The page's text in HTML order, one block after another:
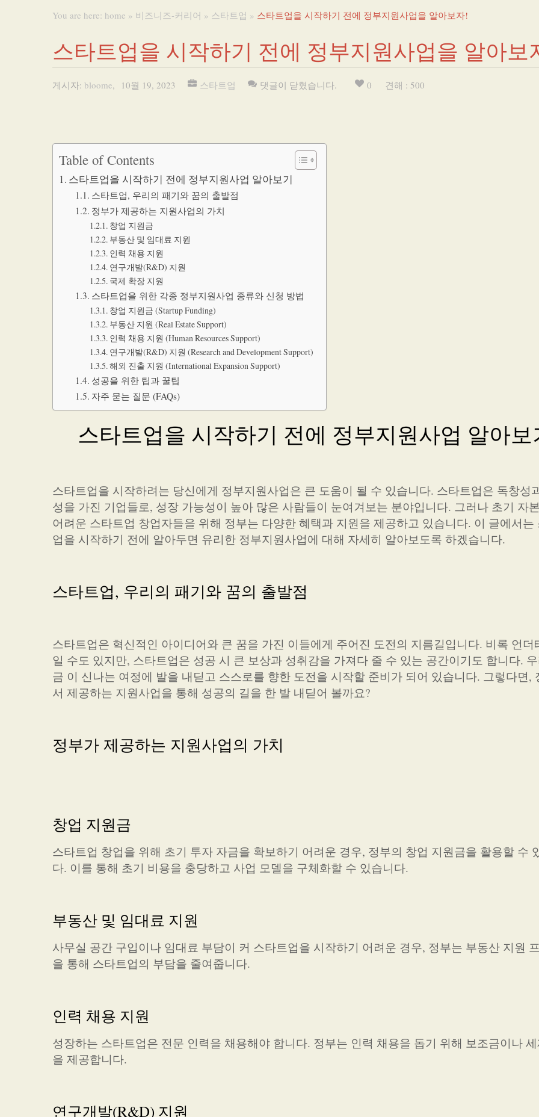
You are here: home » 비즈니즈-커리어 » 스타트업 » 스타트업을 시작하기 전에 정부지원사업을 알아보자!
스타트업을 시작하기 전에 정부지원사업을 알아보
게시자: bloome, 10월 19, 2023 스타트업 댓글이 닫혔습니다. 0 견해 : 500
Table of Contents
스타트업을 시작하기 전에 정부지원사업 알아보기
스타트업, 우리의 패기와 꿈의 출발점
정부가 제공하는 지원사업의 가치
창업 지원금
부동산 및 임대료 지원
인력 채용 지원
연구개발(R&D) 지원
국제 확장 지원
스타트업을 위한 각종 정부지원사업 종류와 신청 방법
창업 지원금 (Startup Funding)
부동산 지원 (Real Estate Support)
인력 채용 지원 (Human Resources Support)
연구개발(R&D) 지원 (Research and Development Support)
해외 진출 지원 (International Expansion Support)
성공을 위한 팁과 꿀팁
자주 묻는 질문 (FAQs)
스타트업을 시작하기 전에 정부지원사업 알아보
스타트업을 시작하려는 당신에게 정부지원사업은 큰 도움이 될 수 있습니다. 스타트업은 독창성
성을 가진 기업들로, 성장 가능성이 높아 많은 사람들이 눈여겨보는 분야입니다. 그러나 초기 자
어려운 스타트업 창업자들을 위해 정부는 다양한 혜택과 지원을 제공하고 있습니다. 이 글에서는
업을 시작하기 전에 알아두면 유리한 정부지원사업에 대해 자세히 알아보도록 하겠습니다.
스타트업, 우리의 패기와 꿈의 출발점
스타트업은 혁신적인 아이디어와 큰 꿈을 가진 이들에게 주어진 도전의 지름길입니다. 비록 언더
일 수도 있지만, 스타트업은 성공 시 큰 보상과 성취감을 가져다 줄 수 있는 공간이기도 합니다.
금 이 신나는 여정에 발을 내딛고 스스로를 향한 도전을 시작할 준비가 되어 있습니다. 그렇다면,
서 제공하는 지원사업을 통해 성공의 길을 한 발 내딛어 볼까요?
정부가 제공하는 지원사업의 가치
창업 지원금
스타트업 창업을 위해 초기 투자 자금을 확보하기 어려운 경우, 정부의 창업 지원금을 활용할 수
다. 이를 통해 초기 비용을 충당하고 사업 모델을 구체화할 수 있습니다.
부동산 및 임대료 지원
사무실 공간 구입이나 임대료 부담이 커 스타트업을 시작하기 어려운 경우, 정부는 부동산 지원
을 통해 스타트업의 부담을 줄여줍니다.
인력 채용 지원
성장하는 스타트업은 전문 인력을 채용해야 합니다. 정부는 인력 채용을 돕기 위해 보조금이나
을 제공합니다.
연구개발(R&D) 지원